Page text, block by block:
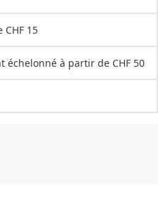
15
échelonné à partir de CHF 50